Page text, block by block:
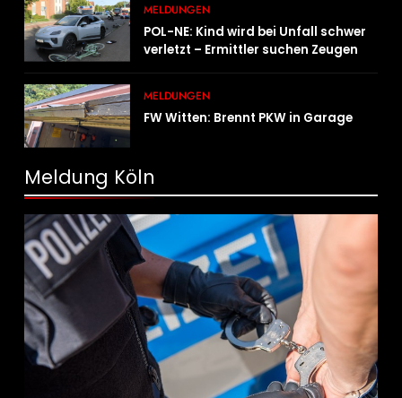
MELDUNGEN
POL-NE: Kind wird bei Unfall schwer
verletzt – Ermittler suchen Zeugen
MELDUNGEN
FW Witten: Brennt PKW in Garage
Meldung Köln